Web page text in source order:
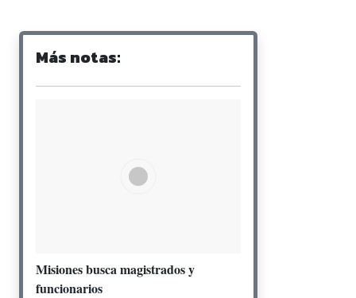
Más notas:
Misiones busca magistrados y
funcionarios